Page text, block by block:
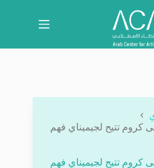
كروم تتيح لجيميناي فهم
كروم تتيح لجيميناي فهم